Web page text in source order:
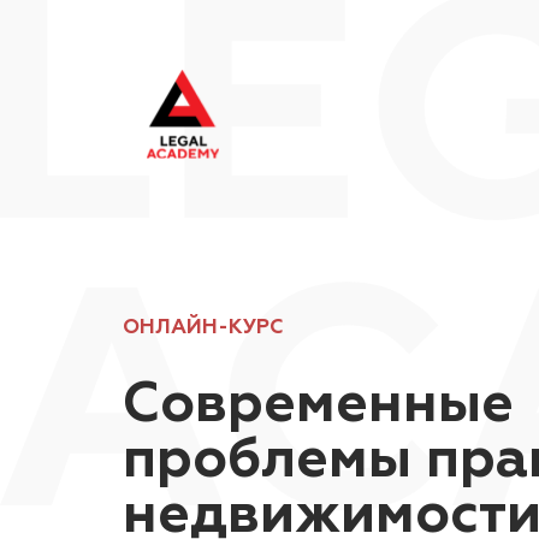
ОНЛАЙН-КУРС
Современные
проблемы